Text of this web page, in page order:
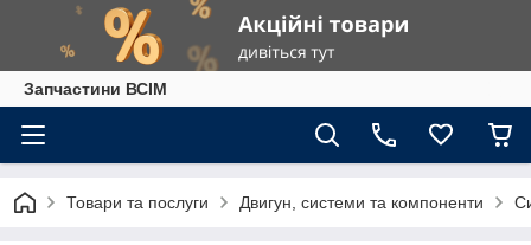
Запчастини ВСІМ
Товари та послуги Двигун, системи та компоненти